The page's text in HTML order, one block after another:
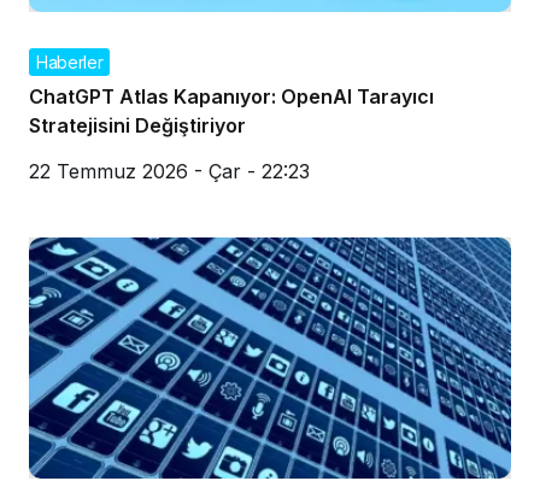
Haberler
ChatGPT Atlas Kapanıyor: OpenAI Tarayıcı
Stratejisini Değiştiriyor
22 Temmuz 2026 - Çar - 22:23